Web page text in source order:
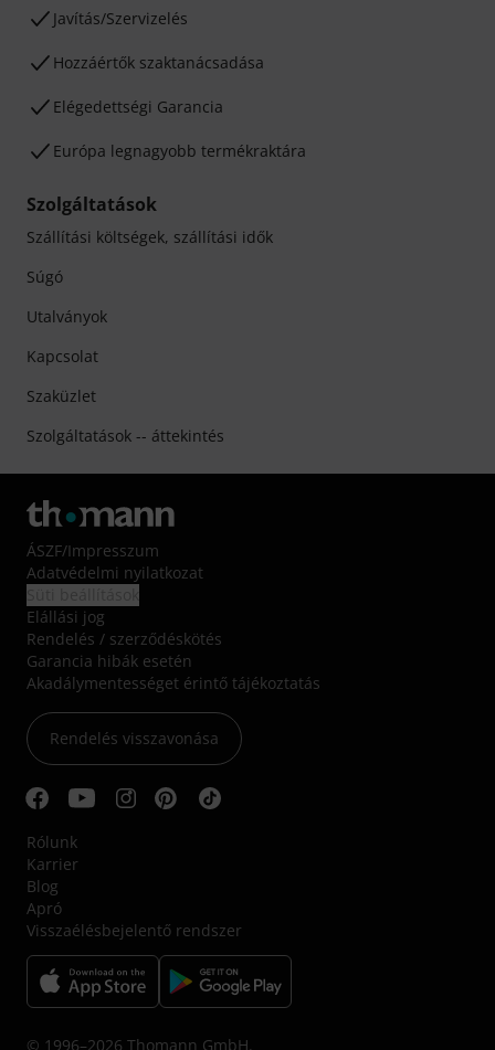
Javítás/Szervizelés
Hozzáértők szaktanácsadása
Elégedettségi Garancia
Európa legnagyobb termékraktára
Szolgáltatások
Szállítási költségek, szállítási idők
Súgó
Utalványok
Kapcsolat
Szaküzlet
Szolgáltatások -- áttekintés
ÁSZF/Impresszum
Adatvédelmi nyilatkozat
Elállási jog
Rendelés / szerződéskötés
Garancia hibák esetén
Akadálymentességet érintő tájékoztatás
Rendelés visszavonása
Rólunk
Karrier
Blog
Apró
Visszaélésbejelentő rendszer
© 1996–2026 Thomann GmbH.